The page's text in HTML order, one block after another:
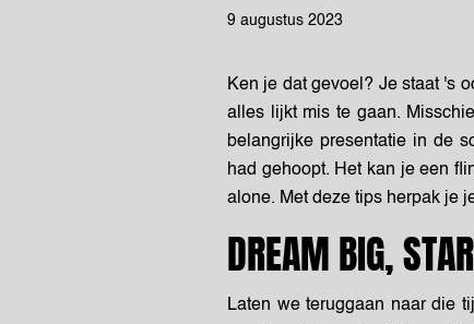
9 augustus 2023
Ken je dat gevoel? Je staat 's
alles lijkt mis te gaan.
belangrijke presentatie in de
had gehoopt. Het kan je een
alone. Met deze tips herpak je
DREAM BIG,
Laten we teruggaan naar die